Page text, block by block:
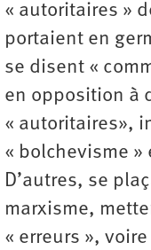
« autoritaires »
portaient en
se disent «
en opposition à
« autoritaires»,
« bolchevisme
D’autres, se
marxisme,
« erreurs »,